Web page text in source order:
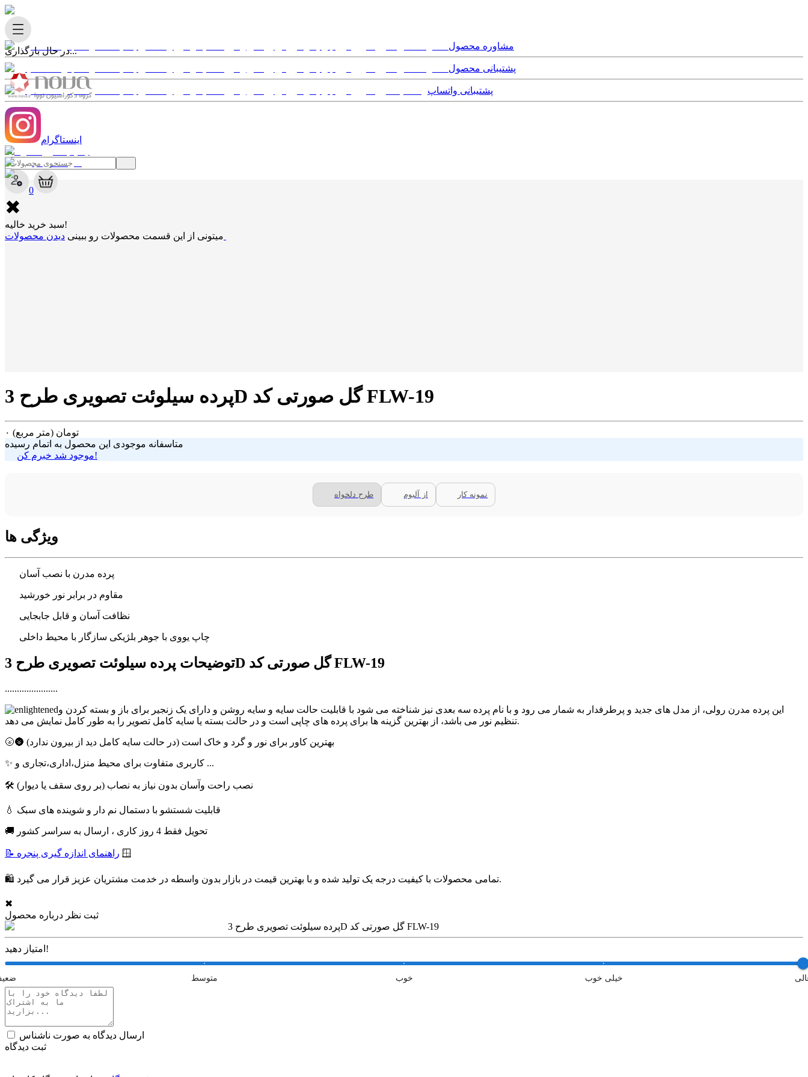
در حال بارگذاری...
✖
0
✖
سبد خرید خالیه!
میتونی از این قسمت محصولات رو ببینی
مشاوره محصول
پشتیبانی محصول
پشتیبانی واتساپ
اینستاگرام
پرده سیلوئت تصویری طرح 3D گل صورتی کد FLW-19
۰ تومان (متر مربع)
متاسفانه موجودی این محصول به اتمام رسیده
موجود شد خبرم کن!
طرح دلخواه از آلبوم نمونه کار
ویژگی ها
پرده مدرن با نصب آسان
مقاوم در برابر نور خورشید
نظافت آسان و قابل جابجایی
چاپ یووی با جوهر بلژیکی سازگار با محیط داخلی
توضیحات پرده سیلوئت تصویری طرح 3D گل صورتی کد FLW-19
......................
این پرده مدرن رولی، از مدل های جدید و پرطرفدار به شمار می رود و با نام پرده سه بعدی نیز شناخته می شود با قابلیت حالت سایه و سایه روشن و دارای یک زنجیر برای باز و بسته کردن و
تنظیم نور می باشد، از بهترین گزینه ها برای پرده های چاپی است و در حالت بسته یا سایه کامل تصویر را به طور کامل نمایش می دهد.
🌝🌚 بهترین کاور برای نور و گرد و خاک است (در حالت سایه کامل دید از بیرون ندارد)
✨ کاربری متفاوت برای محیط منزل،اداری،تجاری و ...
🛠 نصب راحت وآسان بدون نیاز به نصاب (بر روی سقف یا دیوار)
💧 قابلیت شستشو با دستمال نم دار و شوینده های سبک
🚚 تحویل فقط 4 روز کاری ، ارسال به سراسر کشور
📝 راهنمای اندازه گیری پنجره 🪟
🛍 تمامی محصولات با کیفیت درجه یک تولید شده و با بهترین قیمت در بازار بدون واسطه در خدمت مشتریان عزیز قرار می گیرد.
✖
ثبت نظر درباره محصول
پرده سیلوئت تصویری طرح 3D گل صورتی کد FLW-19
امتیاز دهید!
متوسط خوب خیلی خوب
ارسال دیدگاه به صورت ناشناس
ثبت دیدگاه